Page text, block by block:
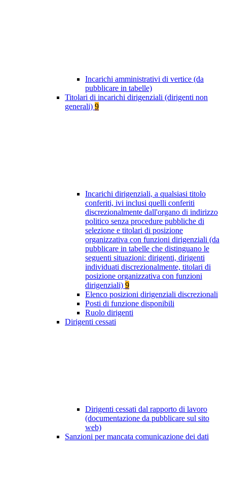
Incarichi amministrativi di vertice (da
pubblicare in tabelle)
Titolari di incarichi dirigenziali (dirigenti non
generali) 9
Incarichi dirigenziali, a qualsiasi titolo
conferiti, ivi inclusi quelli conferiti
discrezionalmente dall'organo di indirizzo
politico senza procedure pubbliche di
selezione e titolari di posizione
organizzativa con funzioni dirigenziali (da
pubblicare in tabelle che distinguano le
seguenti situazioni: dirigenti, dirigenti
individuati discrezionalmente, titolari di
posizione organizzativa con funzioni
dirigenziali) 9
Elenco posizioni dirigenziali discrezionali
Posti di funzione disponibili
Ruolo dirigenti
Dirigenti cessati
Dirigenti cessati dal rapporto di lavoro
(documentazione da pubblicare sul sito
web)
Sanzioni per mancata comunicazione dei dati